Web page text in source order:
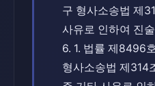
구 형사소송법 제
사유로 인하여 진
6. 1. 법률 제8496
형사소송법 제314